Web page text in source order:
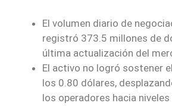
El volumen diario de
registró 373.5 millones de
última actualización del
El activo no logró sostener
los 0.80 dólares,
los operadores hacia